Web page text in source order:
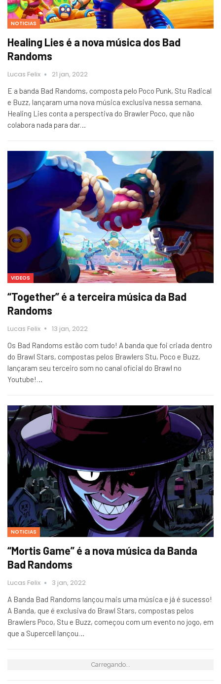
NOTICIAS
Healing Lies é a nova música dos Bad
Randoms
Lucas Felix 21 jan, 2022
E a banda Bad Randoms, composta pelo Poco Punk, Stu Radical
e Buzz, lançaram uma nova música exclusiva nessa semana.
Healing Lies conta a perspectiva do Brawler Poco, que não
colabora nada para dar…
VIDEOS
“Together” é a terceira música da Bad
Randoms
Lucas Felix 13 jan, 2022
Os Bad Randoms estão com tudo! A banda que foi criada dentro
do Brawl Stars, compostas pelos Brawlers Stu, Poco e Buzz,
lançaram seu terceiro som no canal oficial do Brawl no
Youtube!…
NOTICIAS
“Mortis Game” é a nova música da Banda
Bad Randoms
Lucas Felix 3 jan, 2022
A Banda Bad Randoms lançou mais uma música e já é sucesso!
A Banda, que é exclusiva do Brawl Stars, compostas pelos
Brawlers Poco, Stu e Buzz, começou com um evento no jogo, em
que a Supercell lançou…
Carregando...